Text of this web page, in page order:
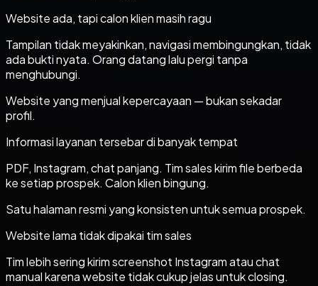
Website ada, tapi calon klien masih ragu
Tampilan tidak meyakinkan, navigasi membingungkan, tidak
ada bukti nyata. Orang datang lalu pergi tanpa
menghubungi.
Website yang menjual kepercayaan — bukan sekadar
profil.
Informasi layanan tersebar di banyak tempat
PDF, Instagram, chat panjang. Tim sales kirim file berbeda
ke setiap prospek. Calon klien bingung.
Satu halaman resmi yang konsisten untuk semua prospek.
Website lama tidak dipakai tim sales
Tim lebih sering kirim screenshot Instagram atau chat
manual karena website tidak cukup jelas untuk closing.